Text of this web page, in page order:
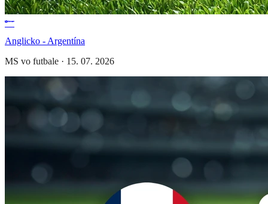
Anglicko - Argentína
MS vo futbale · 15. 07. 2026